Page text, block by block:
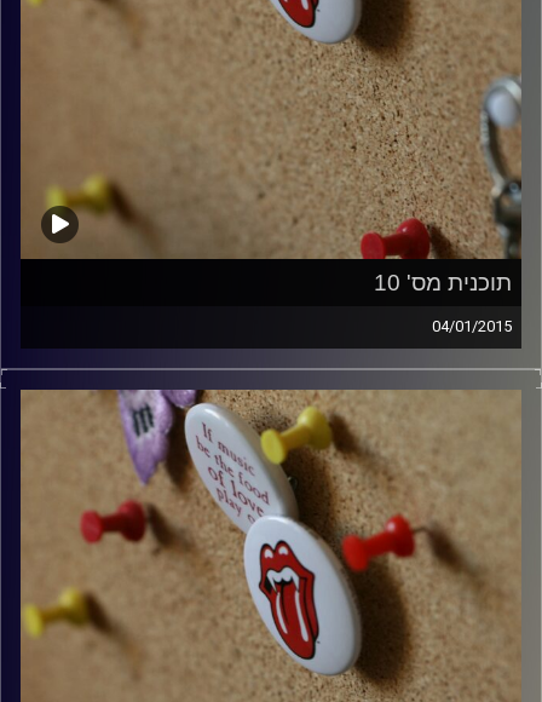
תוכנית מס' 10
04/01/2015
קלאסיקות רוק עם אורן הוף.
włodi